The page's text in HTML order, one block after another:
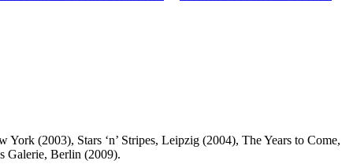
(2003), Stars ‘n’ Stripes, Leipzig (2004), The Years to Come,
Galerie, Berlin (2009).